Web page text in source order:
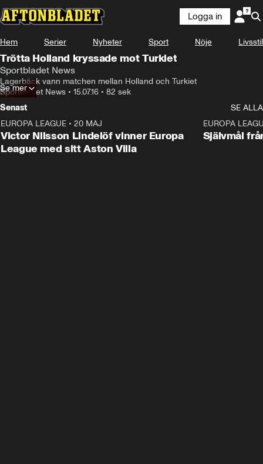
Logga in
Hem Serier Nyheter Sport Nöje Livsstil
Trötta Holland kryssade mot Turkiet
Sportbladet News
Lagerbäck vann matchen mellan Holland och Turkiet
Sportbladet News • 15.07.16 • 82 sek
Se mer
Senast
SE ALLA
EUROPA LEAGUE • 20 MAJ
Victor Nilsson Lindelöf vinner Europa
League med sitt Aston Villa
EUROPA
Självmål